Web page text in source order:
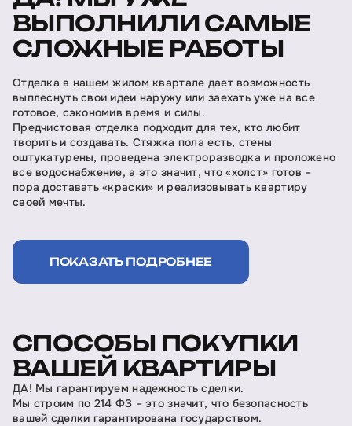
ВЫПОЛНИЛИ САМЫЕ
СЛОЖНЫЕ РАБОТЫ
Отделка в нашем жилом квартале дает возможность
выплеснуть свои идеи наружу или заехать уже на все
готовое, сэкономив время и силы.
Предчистовая отделка подходит для тех, кто любит
творить и создавать. Стяжка пола есть, стены
оштукатурены, проведена электроразводка и проложено
все водоснабжение, а это значит, что «холст» готов –
пора доставать «краски» и реализовывать квартиру
своей мечты.
ПОКАЗАТЬ ПОДРОБНЕЕ
СПОСОБЫ ПОКУПКИ
ВАШЕЙ КВАРТИРЫ
ДА! Мы гарантируем надежность сделки.
Мы строим по 214 ФЗ – это значит, что безопасность
вашей сделки гарантирована государством.